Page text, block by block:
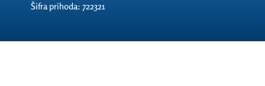
Šifra prihoda: 722321